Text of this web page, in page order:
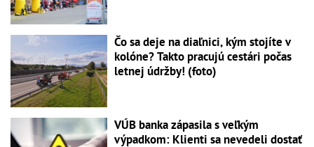
Čo sa deje na diaľnici, kým stojíte v
kolóne? Takto pracujú cestári počas
letnej údržby! (foto)
VÚB banka zápasila s veľkým
výpadkom: Klienti sa nevedeli dostať